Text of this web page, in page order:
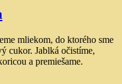
mliekom, do ktorého sme
cukor. Jablká očistíme,
a premiešame.